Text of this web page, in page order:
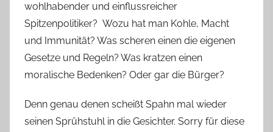
wohlhabender und einflussreicher
Spitzenpolitiker? Wozu hat man Kohle, Macht
und Immunität? Was scheren einen die eigenen
Gesetze und Regeln? Was kratzen einen
moralische Bedenken? Oder gar die Bürger?
Denn genau denen scheißt Spahn mal wieder
seinen Sprühstuhl in die Gesichter. Sorry für diese